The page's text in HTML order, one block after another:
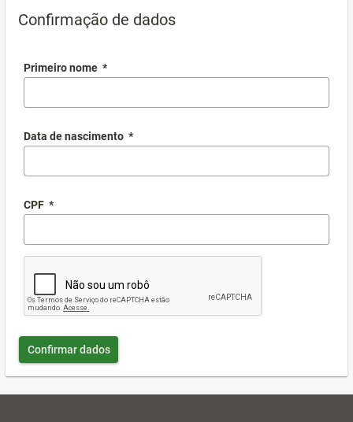
Confirmação de dados
Primeiro nome *
Data de nascimento *
CPF *
Confirmar dados